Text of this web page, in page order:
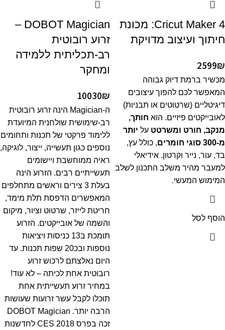
Cricut Maker 4: מכונת
חיתוך ועיצוב מדויקת
2599₪
מכשיר ברמת דיוק גבוהה
המאפשר לכם להפוך עיצובים
דיגיטליים (שרטוטים או תבניות)
לאובייקטים פיזיים. הוא חותך,
מנקב, חורט ומשרטט על יותר
מ-300 סוגי חומרים
, כולל עץ,
בד, עור, נייר וקרטון. אידיאלי
למעבר מהיר משלב התכנון לשלב
המימוש המעשי.
הוסף לסל
DOBOT Magician –
זרוע רובוטית
רב-תכליתית ללמידה
ומחקר
10030₪
ה-Magician הינה זרוע רובוטית
רב-שימושית שולחנית המיועדת
ללימוד פרקטי של תכנות ותחומים
נוספים כגון תעשייה, ייצור, לוגיקה,
ראיה ממוחשבת ויישומים
תעשייתיים רבים. הזרוע הינה
בעלת 3 צירים וראשים מתחלפים
המאפשרים הדפסת תלת מימד,
חריטת לייזר, שרטוט וציור, מיקום
והשמה של אובייקטים. הזרוע
תומכת ב13 כניסות ויציאות
נוספות ובכ20 שפות תכנות. עד
היום נאלצתם לרכוש זרוע
רובוטית אחת לכיתה – לא עוד!
במחיר זרוע תעשייתית אחת
תוכלו לקבל עשר זרועות שעושות
הרבה יותר. DOBOT Magician
זכה בפרס CES 2018 לחדשנות